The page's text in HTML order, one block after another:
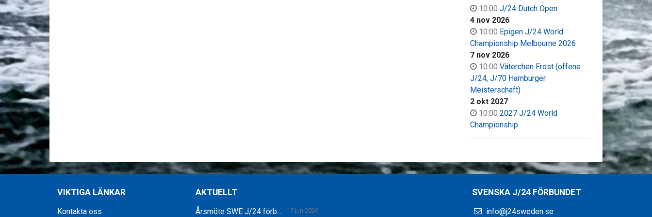
10:00 J/24 Dutch Open
4 nov 2026
10:00 Epigen J/24 World
Championship Melbourne 2026
7 nov 2026
10:00 Väter­chen Frost (offene
J/24, J/70 Hamburger
Meisterschaft)
2 okt 2027
10:00 2027 J/24 World
Championship
VIKTIGA LÄNKAR
Kontakta oss
AKTUELLT
Årsmöte SWE J/24 förb... 7 jun 2026
SVENSKA J/24 FÖRBUNDET
info@j24sweden.se